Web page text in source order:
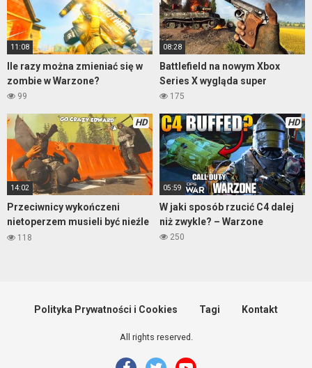
11:08
Ile razy można zmieniać się w
zombie w Warzone?
99
08:28
Battlefield na nowym Xbox
Series X wygląda super
175
HD
14:02
Przeciwnicy wykończeni
nietoperzem musieli być nieźle
wkurzeni
118
HD
05:59
W jaki sposób rzucić C4 dalej
niż zwykle? – Warzone
250
Polityka Prywatności i Cookies Tagi Kontakt
All rights reserved.